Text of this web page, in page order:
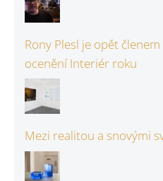
Rony Plesl je opět
ocenění Interiér roku
Mezi realitou a snovými